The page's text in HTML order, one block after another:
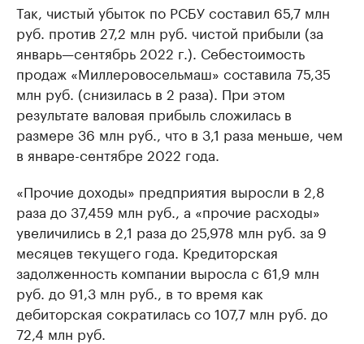
Так, чистый убыток по РСБУ составил 65,7 млн
руб. против 27,2 млн руб. чистой прибыли (за
январь—сентябрь 2022 г.). Себестоимость
продаж «Миллеровосельмаш» составила 75,35
млн руб. (снизилась в 2 раза). При этом
результате валовая прибыль сложилась в
размере 36 млн руб., что в 3,1 раза меньше, чем
в январе-сентябре 2022 года.
«Прочие доходы» предприятия выросли в 2,8
раза до 37,459 млн руб., а «прочие расходы»
увеличились в 2,1 раза до 25,978 млн руб. за 9
месяцев текущего года. Кредиторская
задолженность компании выросла с 61,9 млн
руб. до 91,3 млн руб., в то время как
дебиторская сократилась со 107,7 млн руб. до
72,4 млн руб.